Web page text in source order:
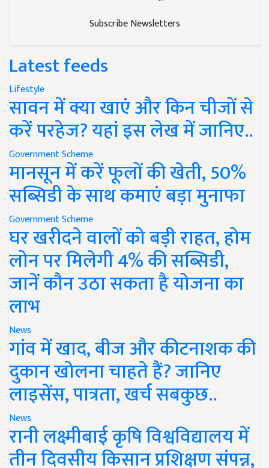
Subscribe Newsletters
Latest feeds
Lifestyle
सावन में क्या खाएं और किन चीजों से
करें परहेज? यहां इस लेख में जानिए..
Government Scheme
मानसून में करें फूलों की खेती, 50%
सब्सिडी के साथ कमाएं बड़ा मुनाफा
Government Scheme
घर खरीदने वालों को बड़ी राहत, होम
लोन पर मिलेगी 4% की सब्सिडी,
जानें कौन उठा सकता है योजना का
लाभ
News
गांव में खाद, बीज और कीटनाशक की
दुकान खोलना चाहते हैं? जानिए
लाइसेंस, पात्रता, खर्च सबकुछ..
News
रानी लक्ष्मीबाई कृषि विश्वविद्यालय में
तीन दिवसीय किसान प्रशिक्षण संपन्न,